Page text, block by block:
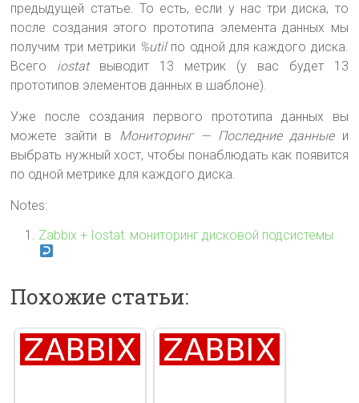
предыдущей статье. То есть, если у нас три диска, то
после создания этого прототипа элемента данных мы
получим три метрики %utilпо одной для каждого диска.
Всего iostatвыводит 13 метрик (у вас будет 13
прототипов элементов данных в шаблоне).
Уже после создания первого прототипа данных вы
можете зайти в Мониторинг — Последние данныеи
выбрать нужный хост, чтобы понаблюдать как появится
по одной метрике для каждого диска.
Notes:
Zabbix + Iostat: мониторинг дисковой подсистемы
Похожие статьи: